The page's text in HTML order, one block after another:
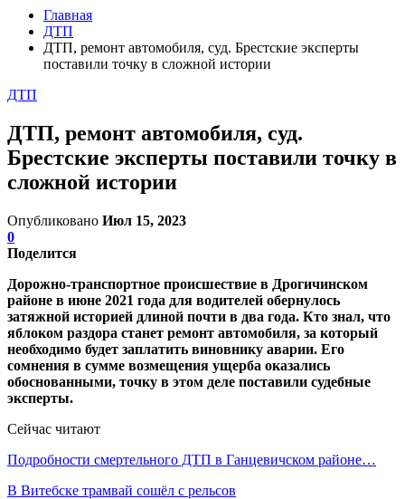
Главная
ДТП
ДТП, ремонт автомобиля, суд. Брестские эксперты
поставили точку в сложной истории
ДТП
ДТП, ремонт автомобиля, суд.
Брестские эксперты поставили точку в
сложной истории
Опубликовано Июл 15, 2023
0
Поделится
Дорожно-транспортное происшествие в Дрогичинском
районе в июне 2021 года для водителей обернулось
затяжной историей длиной почти в два года. Кто знал, что
яблоком раздора станет ремонт автомобиля, за который
необходимо будет заплатить виновнику аварии. Его
сомнения в сумме возмещения ущерба оказались
обоснованными, точку в этом деле поставили судебные
эксперты.
Сейчас читают
Подробности смертельного ДТП в Ганцевичском районе…
В Витебске трамвай сошёл с рельсов